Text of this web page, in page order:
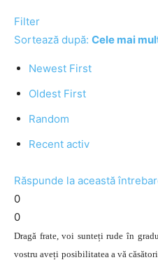
Filter
Sortează după: Cele mai
Newest First
Oldest First
Random
Recent activ
Răspunde la această
0
0
Dragă frate, voi sunteți rude în
vostru aveți posibilitatea a vă